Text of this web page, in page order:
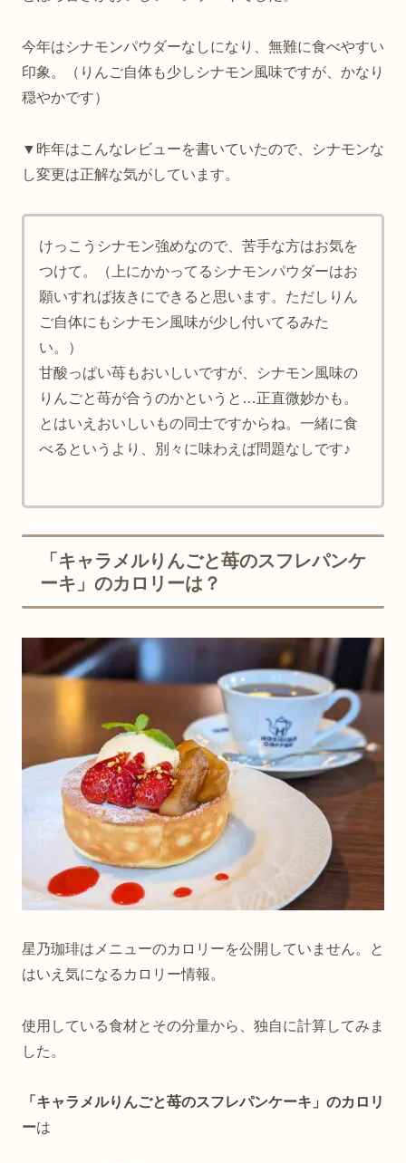
今年はシナモンパウダーなしになり、無難に食べやすい
印象。（りんご自体も少しシナモン風味ですが、かなり
穏やかです）
▼昨年はこんなレビューを書いていたので、シナモンな
し変更は正解な気がしています。
けっこうシナモン強めなので、苦手な方はお気を
つけて。（上にかかってるシナモンパウダーはお
願いすれば抜きにできると思います。ただしりん
ご自体にもシナモン風味が少し付いてるみた
い。）
甘酸っぱい苺もおいしいですが、シナモン風味の
りんごと苺が合うのかというと…正直微妙かも。
とはいえおいしいもの同士ですからね。一緒に食
べるというより、別々に味わえば問題なしです♪
「キャラメルりんごと苺のスフレパンケ
ーキ」のカロリーは？
星乃珈琲はメニューのカロリーを公開していません。と
はいえ気になるカロリー情報。
使用している食材とその分量から、独自に計算してみま
した。
「キャラメルりんごと苺のスフレパンケーキ」のカロリ
ーは